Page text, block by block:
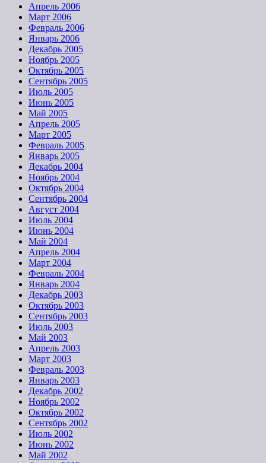
Апрель 2006
Март 2006
Февраль 2006
Январь 2006
Декабрь 2005
Ноябрь 2005
Октябрь 2005
Сентябрь 2005
Июль 2005
Июнь 2005
Май 2005
Апрель 2005
Март 2005
Февраль 2005
Январь 2005
Декабрь 2004
Ноябрь 2004
Октябрь 2004
Сентябрь 2004
Август 2004
Июль 2004
Июнь 2004
Май 2004
Апрель 2004
Март 2004
Февраль 2004
Январь 2004
Декабрь 2003
Октябрь 2003
Сентябрь 2003
Июль 2003
Май 2003
Апрель 2003
Март 2003
Февраль 2003
Январь 2003
Декабрь 2002
Ноябрь 2002
Октябрь 2002
Сентябрь 2002
Июль 2002
Июнь 2002
Май 2002